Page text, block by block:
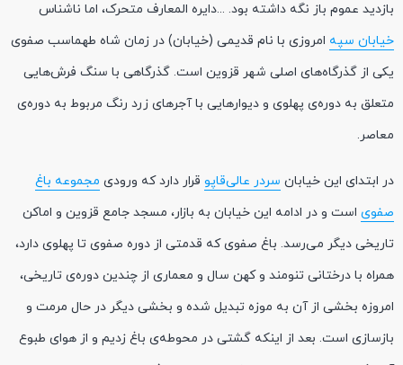
بازدید عموم باز نگه داشته بود. ...دایره المعارف متحرک، اما ناشناس
خیابان سپه امروزی با نام قدیمی (خیابان) در زمان شاه طهماسب صفوی
یکی از گذرگاه‌های اصلی شهر قزوین است. گذرگاهی با سنگ فرش‌هایی
متعلق به دوره‌ی پهلوی و دیوارهایی با آجرهای زرد رنگ مربوط به دوره‌ی
معاصر.
در ابتدای این خیابان سردر عالی‌قاپو قرار دارد که ورودی مجموعه باغ
صفوی است و در ادامه این خیابان به بازار، مسجد جامع قزوین و اماکن
تاریخی دیگر می‌رسد. باغ صفوی که قدمتی از دوره صفوی تا پهلوی دارد،
همراه با درختانی تنومند و کهن سال و معماری از چندین دوره‌ی تاریخی،
امروزه بخشی از آن به موزه تبدیل شده و بخشی دیگر در حال مرمت و
بازسازی است. بعد از اینکه گشتی در محوطه‌ی باغ زدیم و از هوای طبوع